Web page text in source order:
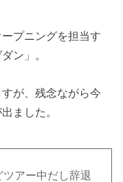
プニングを担当す
ン」。
が、残念ながら今
ました。
アー中だし辞退